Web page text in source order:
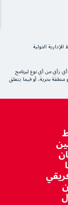
الدولية
رأي من أي نوع لبرنامج
منطقة بحرية، أو فيما يتعلق